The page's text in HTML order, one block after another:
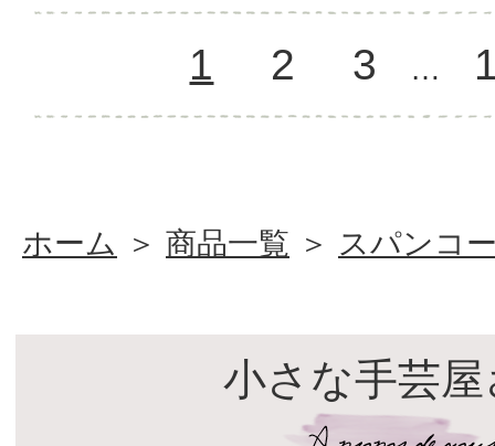
1 2 3 …
ホーム ＞ 商品一覧 ＞ スパンコ
小さな手芸